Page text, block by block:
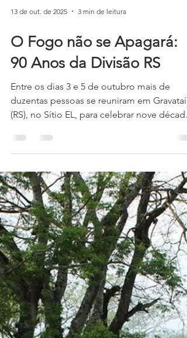
13 de out. de 2025 3 min de leitura
O Fogo não se Apagará:
Entre os dias 3 e 5 de outubro mais de
duzentas pessoas se reuniram em Gravataí
(RS), no Sítio EL, para celebrar nove
de história e missão do Exército de
na Divisão RS. Com o tema “O Fogo não se
apagará”, inspirado em Levítico 6:12-13, o
Congresso dos 90 anos foi um tempo de
profunda adoração, comunhão e
espiritual. Os convidados especiais,
Alex e Carolina Yanez, do Território Central
dos EUA, foram grandemente usados por